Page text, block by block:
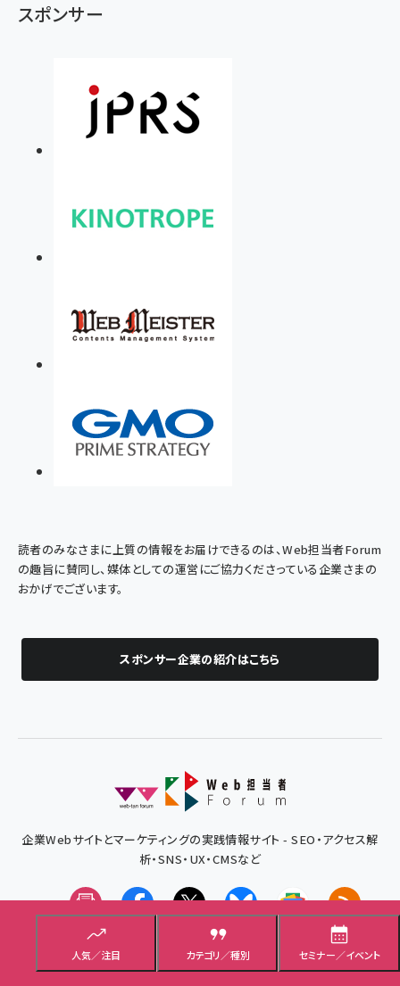
人気／注目 カテゴリ／種別 セミナー／イベント
スポンサー
読者のみなさまに上質の情報をお届けできるのは、Web担当者Forum
の趣旨に賛同し、媒体としての運営にご協力くださっている企業さまの
おかげでございます。
スポンサー企業の紹介はこちら
企業Webサイトとマーケティングの実践情報サイト - SEO・アクセス解
析・SNS・UX・CMSなど
メルマガFacebookX(エックス)BlueskyGoogleニュ
RSS
本サイトについて
広告出稿について（媒体資料）